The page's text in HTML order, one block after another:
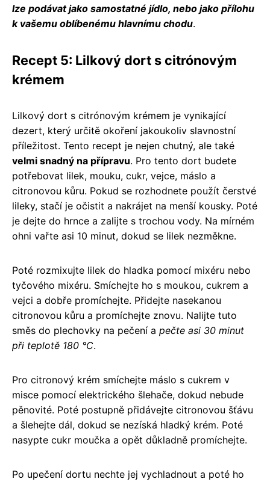
lze podávat jako samostatné jídlo, nebo jako přílohu
k vašemu oblíbenému hlavnímu chodu.
Recept 5: Lilkový dort s citrónovým
krémem
Lilkový dort s citrónovým krémem je vynikající
dezert, který určitě okoření jakoukoliv slavnostní
příležitost. Tento recept je nejen chutný, ale také
velmi snadný na přípravu. Pro tento dort budete
potřebovat lilek, mouku, cukr, vejce, máslo a
citronovou kůru. Pokud se rozhodnete použít čerstvé
lileky, stačí je očistit a nakrájet na menší kousky. Poté
je dejte do hrnce a zalijte s trochou vody. Na mírném
ohni vařte asi 10 minut, dokud se lilek nezměkne.
Poté rozmixujte lilek do hladka pomocí mixéru nebo
tyčového mixéru. Smíchejte ho s moukou, cukrem a
vejci a dobře promíchejte. Přidejte nasekanou
citronovou kůru a promíchejte znovu. Nalijte tuto
směs do plechovky na pečení a pečte asi 30 minut
při teplotě 180 °C.
Pro citronový krém smíchejte máslo s cukrem v
misce pomocí elektrického šlehače, dokud nebude
pěnovité. Poté postupně přidávejte citronovou šťávu
a šlehejte dál, dokud se nezíská hladký krém. Poté
nasypte cukr moučka a opět důkladně promíchejte.
Po upečení dortu nechte jej vychladnout a poté ho